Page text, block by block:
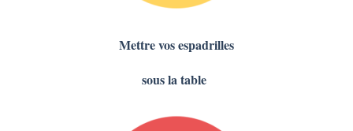
Mettre vos espadrilles
sous la table